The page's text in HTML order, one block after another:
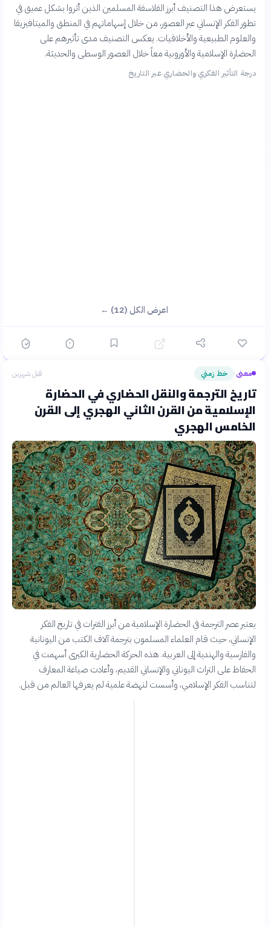
يستعرض هذا التصنيف أبرز الفلاسفة المسلمين الذين أثروا بشكل عميق في
تطور الفكر الإنساني عبر العصور، من خلال إسهاماتهم في المنطق والميتافيزيقا
والعلوم الطبيعية والأخلاقيات. يعكس التصنيف مدى تأثيرهم على
الحضارة الإسلامية والأوروبية معاً خلال العصور الوسطى والحديثة.
درجة التأثير الفكري والحضاري عبر التاريخ
اعرض الكل (12) ←
معنى› خط زمني قبل شهرين
تاريخ الترجمة والنقل الحضاري في الحضارة
الإسلامية من القرن الثاني الهجري إلى القرن
الخامس الهجري
يعتبر عصر الترجمة في الحضارة الإسلامية من أبرز الفترات في تاريخ الفكر
الإنساني، حيث قام العلماء المسلمون بترجمة آلاف الكتب من اليونانية
والفارسية والهندية إلى العربية. هذه الحركة الحضارية الكبرى أسهمت في
الحفاظ على التراث اليوناني والإنساني القديم، وأعادت صياغة المعارف
لتناسب الفكر الإسلامي، وأسست لنهضة علمية لم يعرفها العالم من قبل.